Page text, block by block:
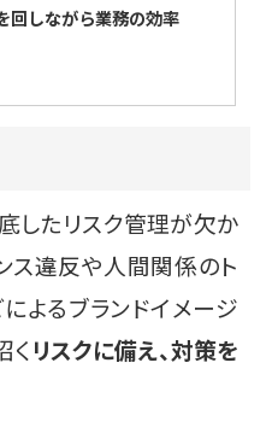
回しながら業務の効率
したリスク管理が欠か
ス違反や人間関係のト
よるブランドイメージ
くリスクに備え、対策を